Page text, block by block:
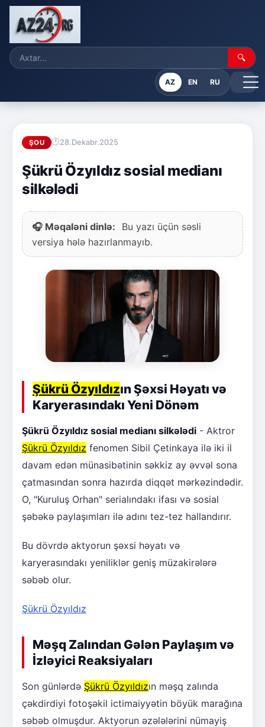
🔍
AZ EN RU
ŞOU 28.Dekabr.2025
Şükrü Özyıldız sosial medianı
silkələdi
🎧 Məqaləni dinlə:
Bu yazı üçün səsli
versiya hələ hazırlanmayıb.
Şükrü Özyıldızın Şəxsi Həyatı və
Karyerasındakı Yeni Dönəm
Şükrü Özyıldız sosial medianı silkələdi - Aktror
Şükrü Özyıldız fenomen Sibil Çetinkaya ilə iki il
davam edən münasibətinin səkkiz ay əvvəl sona
çatmasından sonra hazırda diqqət mərkəzindədir.
O, "Kuruluş Orhan" serialındakı ifası və sosial
şəbəkə paylaşımları ilə adını tez-tez hallandırır.
Bu dövrdə aktyorun şəxsi həyatı və
karyerasındakı yeniliklər geniş müzakirələrə
səbəb olur.
Şükrü Özyıldız
Məşq Zalından Gələn Paylaşım və
İzləyici Reaksiyaları
Son günlərdə Şükrü Özyıldızın məşq zalında
çəkdirdiyi fotoşəkil ictimaiyyətin böyük marağına
səbəb olmuşdur. Aktyorun əzələlərini nümayiş